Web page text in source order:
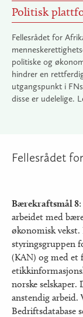
Politisk
Fellesrådet for
politiske og
hindrer en
utgangspunkt i
disse er udelelige.
Fellesrådet
Bærekraftsmål 8
arbeidet med
økonomisk
styringsgruppen
(KAN) og med et
norske selskaper.
anstendig arbeid.
Bedriftsdatabase